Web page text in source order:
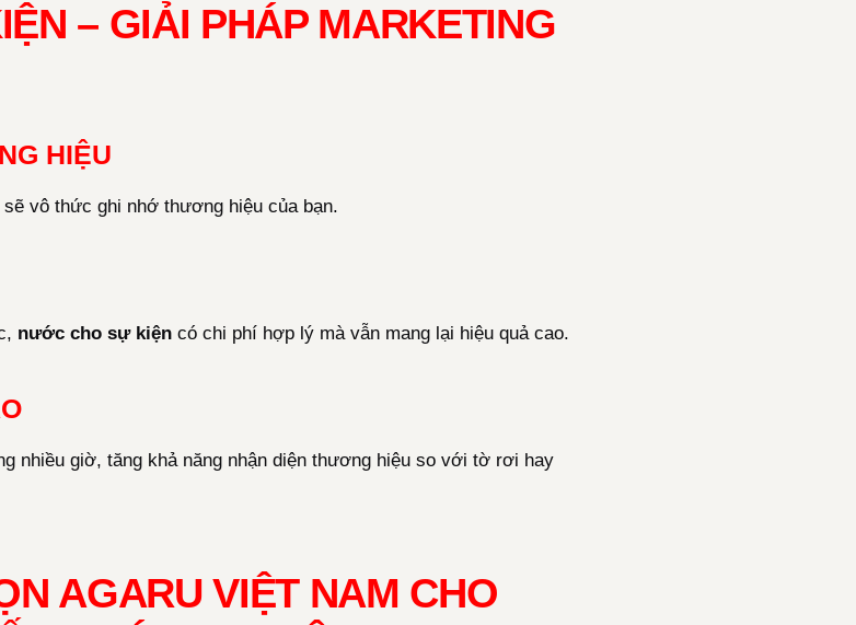
– GIẢI PHÁP MARKETING
HIỆU
vô thức ghi nhớ thương hiệu của bạn.
nước cho sự kiện có chi phí hợp lý mà vẫn mang lại hiệu quả cao.
nhiều giờ, tăng khả năng nhận diện thương hiệu so với tờ rơi hay
AGARU VIỆT NAM CHO